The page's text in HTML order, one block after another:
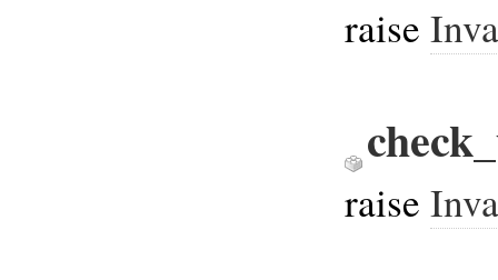
raise
raise